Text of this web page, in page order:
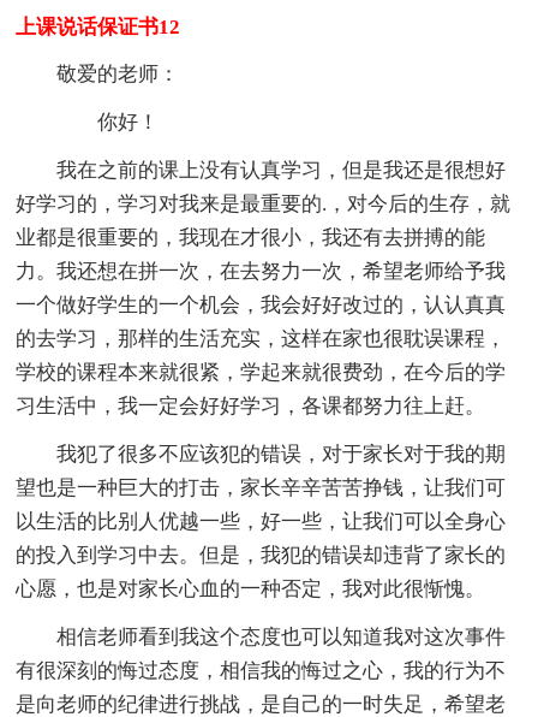
上课说话保证书12
敬爱的老师：
你好！
我在之前的课上没有认真学习，但是我还是很想好
好学习的，学习对我来是最重要的.，对今后的生存，就
业都是很重要的，我现在才很小，我还有去拼搏的能
力。我还想在拼一次，在去努力一次，希望老师给予我
一个做好学生的一个机会，我会好好改过的，认认真真
的去学习，那样的生活充实，这样在家也很耽误课程，
学校的课程本来就很紧，学起来就很费劲，在今后的学
习生活中，我一定会好好学习，各课都努力往上赶。
我犯了很多不应该犯的错误，对于家长对于我的期
望也是一种巨大的打击，家长辛辛苦苦挣钱，让我们可
以生活的比别人优越一些，好一些，让我们可以全身心
的投入到学习中去。但是，我犯的错误却违背了家长的
心愿，也是对家长心血的一种否定，我对此很惭愧。
相信老师看到我这个态度也可以知道我对这次事件
有很深刻的悔过态度，相信我的悔过之心，我的行为不
是向老师的纪律进行挑战，是自己的一时失足，希望老